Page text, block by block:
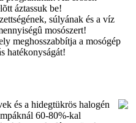
áztassuk be!
súlyának és a víz
mosószert!
meghosszabbítja a mosógép
hatékonyságát!
és a hidegtükrös halogén
60-80%-kal